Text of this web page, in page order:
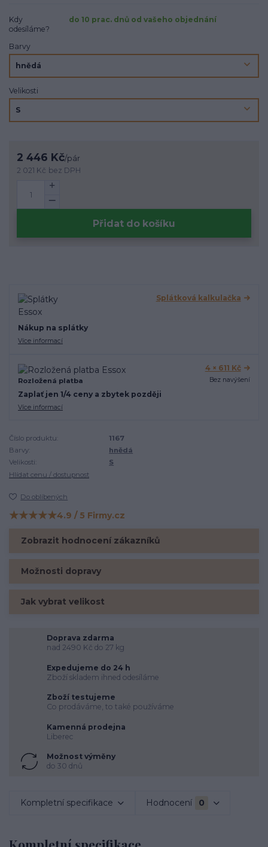
Kdy
odesíláme?
do 10 prac. dnů od vašeho objednání
Barvy
Velikosti
2 446 Kč/pár
2 021 Kč bez DPH
Přidat do košíku
Splátková kalkulačka
Nákup na splátky
Více informací
Rozložená platba
4 × 611 Kč
Bez navýšení
Zaplať jen 1/4 ceny a zbytek později
Více informací
Číslo produktu:
1167
Barvy:
hnědá
Velikosti:
S
Hlídat cenu / dostupnost
Do oblíbených
Hodnocení na Firmy.cz
★★★★★4.9 / 5 Firmy.cz
Zobrazit hodnocení zákazníků
Možnosti dopravy
Jak vybrat velikost
Doprava zdarma
nad 2490 Kč do 27 kg
Expedujeme do 24 h
Zboží skladem ihned odesíláme
Zboží testujeme
Co prodáváme, to také používáme
Kamenná prodejna
Liberec
Možnost výměny
do 30 dnů
Kompletní specifikace Hodnocení 0